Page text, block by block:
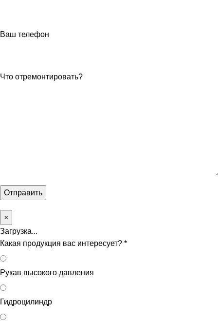
Ваш телефон
Что отремонтировать?
×
Загрузка...
Какая продукция вас интересует? *
Рукав высокого давления
Гидроцилиндр